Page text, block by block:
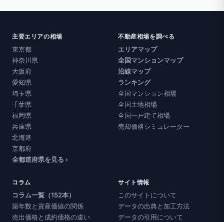
主要エリアの相場
東京都
神奈川県
大阪府
愛知県
埼玉県
千葉県
福岡県
兵庫県
北海道
京都府
全都道府県を見る ›
不動産相場を調べる
エリアマップ
全国マンションマップ
沿線マップ
ランキング
全国マンション相場
全国土地相場
全国一戸建て相場
売却価格シミュレーター
コラム
コラム一覧（152本）
築年数と資産価値の関係
売出価格と成約価格の違い
サイト情報
このサイトについて
データの出典と加工方法
データの引用について